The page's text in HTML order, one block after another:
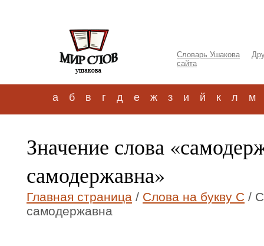
Словарь Ушакова
сайта
а б в г д е ж з и й к л м
Значение слова
самодержавна»
Главная страница / Слова на букву С /
самодержавна